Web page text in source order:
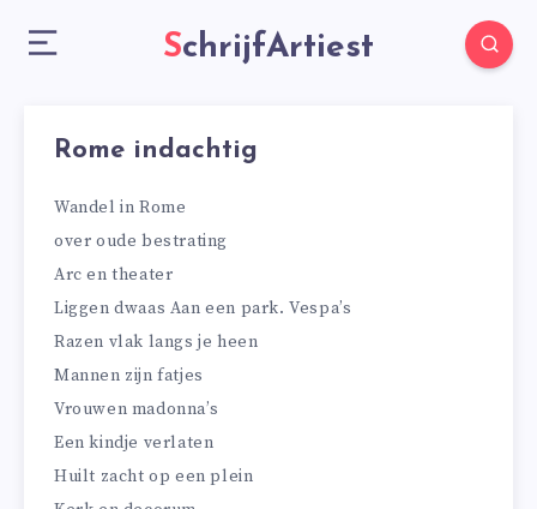
SchrijfArtiest
Rome indachtig
Wandel in Rome
over oude bestrating
Arc en theater
Liggen dwaas Aan een park. Vespa’s
Razen vlak langs je heen
Mannen zijn fatjes
Vrouwen madonna’s
Een kindje verlaten
Huilt zacht op een plein